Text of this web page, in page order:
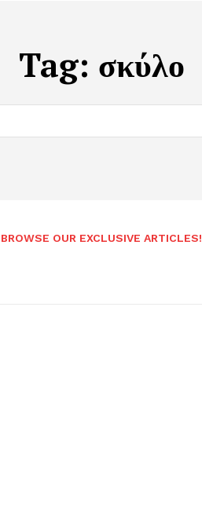
Tag: σκύλο
BROWSE OUR EXCLUSIVE ARTICLES!